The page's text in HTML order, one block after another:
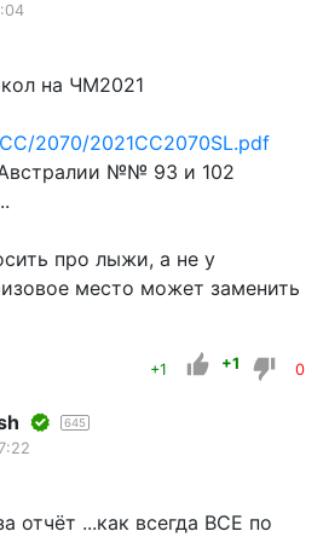
на ЧМ2021
2070/2021CC2070SL.pdf
№№ 93 и 102
про лыжи, а не у
место может заменить
+1 +1 0
645
отчёт ...как всегда ВСЕ по